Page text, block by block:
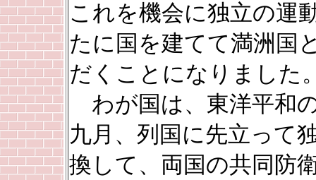
これを機会に独立の運
たに国を建てて満洲国
だくことになりました
わが国は、東洋平和
九月、列国に先立って
換して、両国の共同防